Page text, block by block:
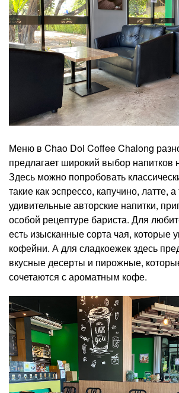
Меню в Chao Doi Coffee Chalong
предлагает широкий выбор напитков
Здесь можно попробовать
такие как эспрессо, капучино, латте,
удивительные авторские напитки,
особой рецептуре бариста. Для
есть изысканные сорта чая, которые
кофейни. А для сладкоежек здесь
вкусные десерты и пирожные,
сочетаются с ароматным кофе.